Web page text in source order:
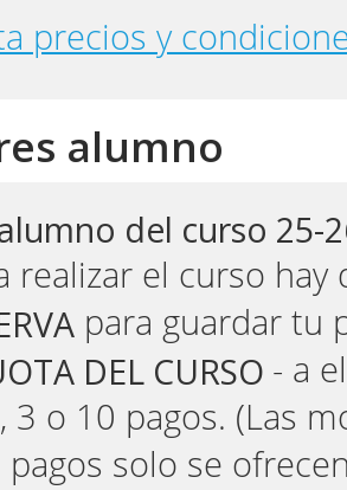
precios y
alumno
del curso 25-
realizar el curso hay
para guardar tu
DEL CURSO - a
3 o 10 pagos. (Las
pagos solo se